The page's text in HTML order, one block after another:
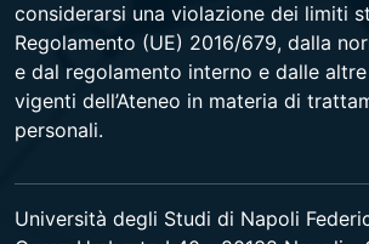
considerarsi una violazione dei limiti
Regolamento (UE) 2016/679, dalla
e dal regolamento interno e dalle
vigenti dell’Ateneo in materia di
personali.
Università degli Studi di Napoli